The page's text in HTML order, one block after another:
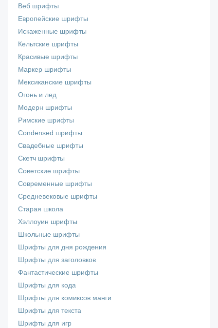
Веб шрифты
Европейские шрифты
Искаженные шрифты
Кельтские шрифты
Красивые шрифты
Маркер шрифты
Мексиканские шрифты
Огонь и лед
Модерн шрифты
Римские шрифты
Сondensed шрифты
Свадебные шрифты
Скетч шрифты
Советские шрифты
Современные шрифты
Средневековые шрифты
Старая школа
Хэллоуин шрифты
Школьные шрифты
Шрифты для дня рождения
Шрифты для заголовков
Фантастические шрифты
Шрифты для кода
Шрифты для комиксов манги
Шрифты для текста
Шрифты для игр